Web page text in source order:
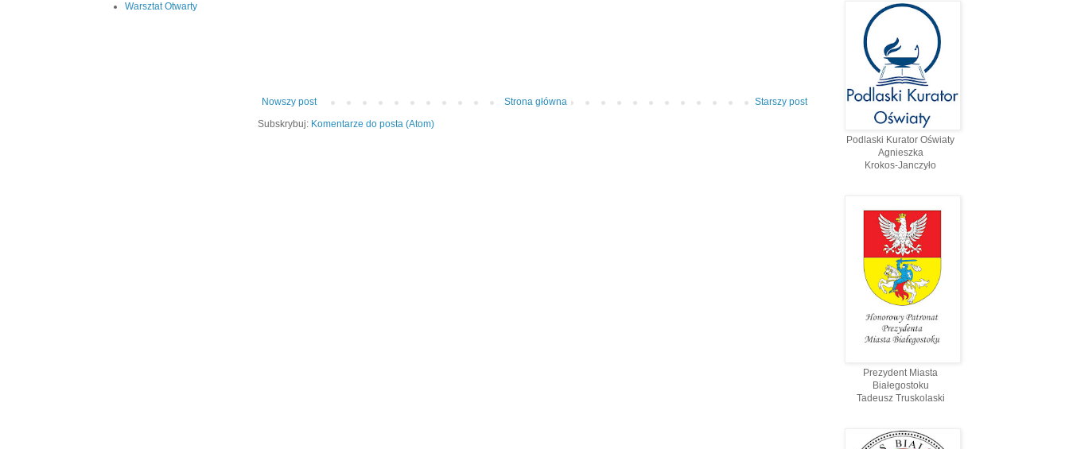
Nowszy post Starszy post
Strona główna
Subskrybuj: Komentarze do posta (Atom)
Warsztat Otwarty
Podlaski Kurator Oświaty
Agnieszka
Krokos-Janczyło
Prezydent Miasta
Białegostoku
Tadeusz Truskolaski